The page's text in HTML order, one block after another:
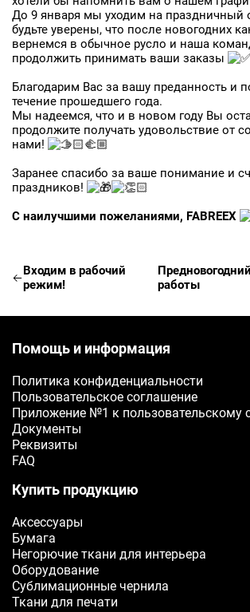
До 9 января мы уходим на праздничный
будьте уверены, что после новогодних
вернемся в обычное русло и наша
продолжить принимать ваши заказы
Благодарим Вас за вашу преданность и
течение прошедшего года.
Мы надеемся, что и в новом году Вы
продолжите получать удовольствие от
нами!
Заранее спасибо за ваше понимание и
праздников!
С наилучшими пожеланиями, FABREEX
Входим в рабочий
режим!
работы
Заявка на бесплатные
ФИО
Ваше имя
Телефон
E-mail
Ваш e-mail
Помощь и информация
Политика конфиденциальности
Пользовательское соглашение
Приложение №1 к пользовательскому
Документы
Реквизиты
FAQ
Купить продукцию
Аксессуары
Бумага
Негорючие ткани для интерьера
Оборудование
Сублимационные чернила
Ткани для печати